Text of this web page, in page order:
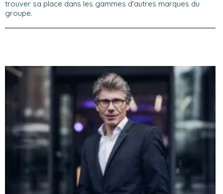
trouver sa place dans les gammes d'autres marques du
groupe.